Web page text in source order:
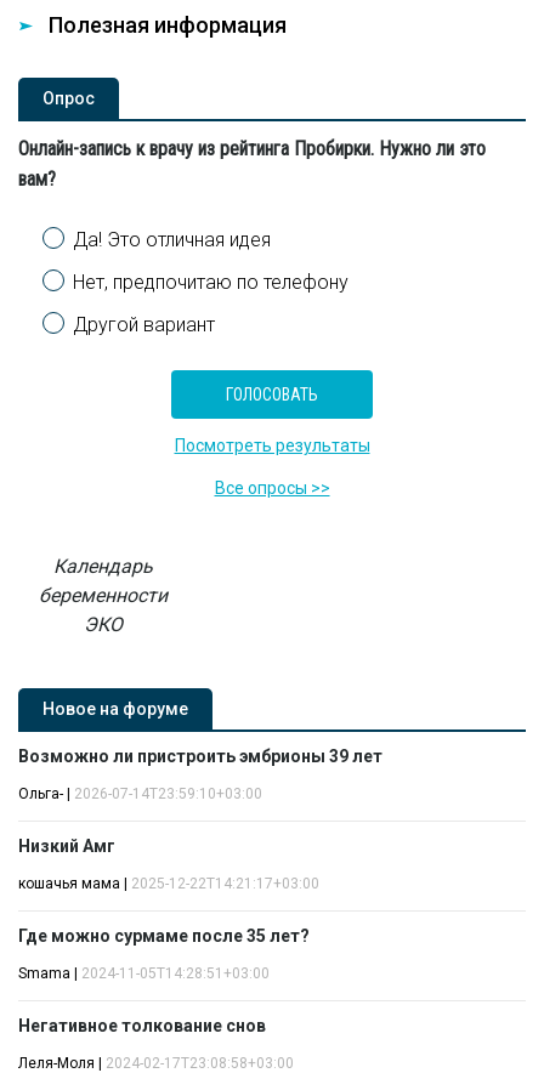
Полезная информация
Опроc
Онлайн-запись к врачу из рейтинга Пробирки. Нужно ли это
вам?
Варианты
Да! Это отличная идея
Нет, предпочитаю по телефону
Другой вариант
Посмотреть результаты
Все опросы >>
Календарь
беременности
ЭКО
Новое на форуме
Возможно ли пристроить эмбрионы 39 лет
Ольга- 2026-07-14T23:59:10+03:00
Низкий Амг
кошачья мама 2025-12-22T14:21:17+03:00
Где можно сурмаме после 35 лет?
Smama 2024-11-05T14:28:51+03:00
Негативное толкование снов
Леля-Моля 2024-02-17T23:08:58+03:00